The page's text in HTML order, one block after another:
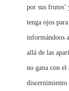
por sus
tenga ojos
informándoos
allá de las
no gana con el